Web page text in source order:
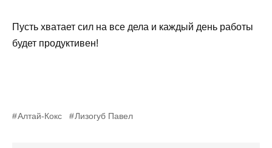
Пусть хватает сил на все дела и каждый день работы
будет продуктивен!
Алтай-Кокс Лизогуб Павел